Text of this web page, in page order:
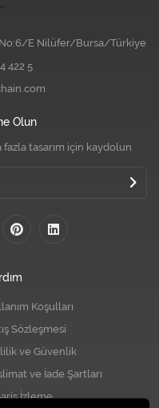
E Nilüfer/Bursa/Türkiye
422 5
Olun
tasarım için kaydolun
Koşulları
Sözleşmesi
ve Güvenlik
ve İade Şartları
İzleme